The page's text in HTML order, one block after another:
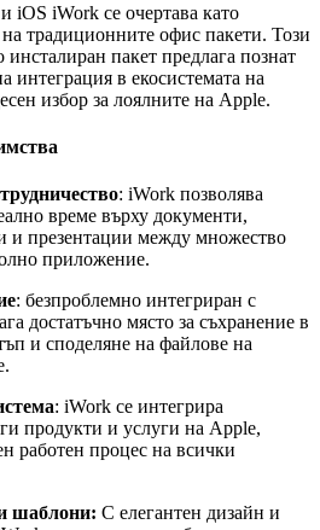
iOS iWork се очертава като
традиционните офис пакети. Този
инсталиран пакет предлага познат
интеграция в екосистемата на
избор за лоялните на Apple.
: iWork позволява
време върху документи,
и презентации между множество
приложение.
: безпроблемно интегриран с
достатъчно място за съхранение в
и споделяне на файлове на
: iWork се интегрира
продукти и услуги на Apple,
работен процес на всички
шаблони: С елегантен дизайн и